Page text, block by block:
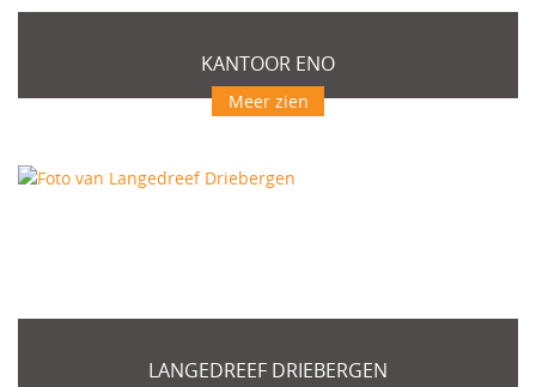
KANTOOR ENO
Meer zien
LANGEDREEF DRIEBERGEN